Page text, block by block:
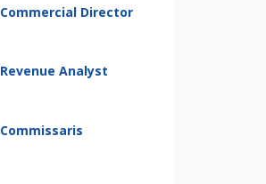
Commercial Director
Revenue Analyst
Commissaris